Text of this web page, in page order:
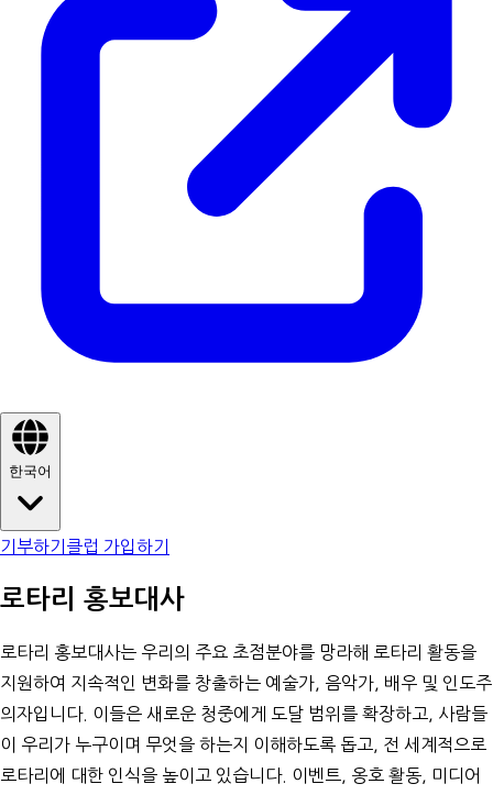
한국어
기부하기 클럽 가입하기
로타리 홍보대사
로타리 홍보대사는 우리의 주요 초점분야를 망라해 로타리 활동을
지원하여 지속적인 변화를 창출하는 예술가, 음악가, 배우 및 인도주
의자입니다. 이들은 새로운 청중에게 도달 범위를 확장하고, 사람들
이 우리가 누구이며 무엇을 하는지 이해하도록 돕고, 전 세계적으로
로타리에 대한 인식을 높이고 있습니다. 이벤트, 옹호 활동, 미디어